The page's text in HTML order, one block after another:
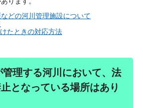
どの河川管理施設について
たときの対応方法
理する河川において、法
となっている場所はあり